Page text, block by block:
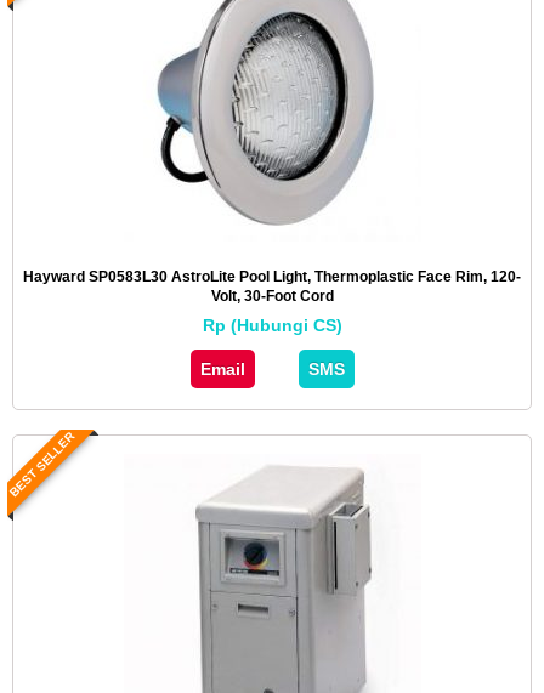
Hayward SP0583L30 AstroLite Pool Light, Thermoplastic Face Rim, 120-
Volt, 30-Foot Cord
Rp (Hubungi CS)
Email SMS
BEST SELLER